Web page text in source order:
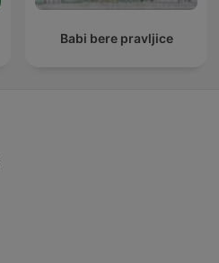
Babi bere pravljice